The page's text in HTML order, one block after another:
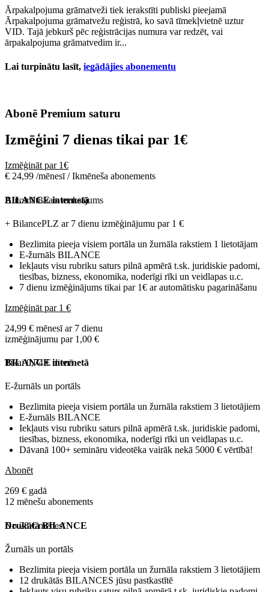
Ārpakalpojuma grāmatveži tiek ierakstīti publiski pieejamā
Ārpakalpojuma grāmatvežu reģistrā, ko savā tīmekļvietnē uztur
VID. Tajā jebkurš pēc reģistrācijas numura var redzēt, vai
ārpakalpojuma grāmatvedim ir...
Lai turpinātu lasīt, iegādājies abonementu
Abonē Premium saturu
Izmēģini 7 dienas tikai par 1€
Izmēģināt par 1€
€ 24,99 /mēnesī / Ikmēneša abonements
Automātiskais maksājums
BILANCE internetā
+ BilancePLZ ar 7 dienu izmēģinājumu par 1 €
Bezlimita pieeja visiem portāla un žurnāla rakstiem 1 lietotājam
E-žurnāls BILANCE
Iekļauts visu rubriku saturs pilnā apmērā t.sk. juridiskie padomi,
tiesības, bizness, ekonomika, noderīgi rīki un veidlapas u.c.
7 dienu izmēģinājums tikai par 1€ ar automātisku pagarināšanu
Izmēģināt par 1 €
24,99 € mēnesī ar 7 dienu
izmēģinājumu par 1,00 €
Tikai 0,74 € dienā
BILANCE internetā
E-žurnāls un portāls
Bezlimita pieeja visiem portāla un žurnāla rakstiem 3 lietotājiem
E-žurnāls BILANCE
Iekļauts visu rubriku saturs pilnā apmērā t.sk. juridiskie padomi,
tiesības, bizness, ekonomika, noderīgi rīki un veidlapas u.c.
Dāvanā 100+ semināru videotēka vairāk nekā 5000 € vērtībā!
Abonēt
269 € gadā
12 mēnešu abonements
No 28 € mēnesī
Drukātā BILANCE
Žurnāls un portāls
Bezlimita pieeja visiem portāla un žurnāla rakstiem 3 lietotājiem
12 drukātās BILANCES jūsu pastkastītē